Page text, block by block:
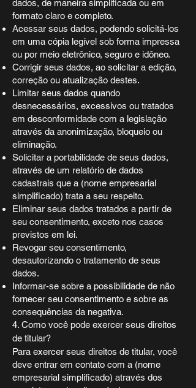
dados, de maneira simplificada ou em
formato claro e completo.
Acessar seus dados, podendo solicitá-los
em uma cópia legível sob forma impressa
ou por meio eletrônico, seguro e idôneo.
Corrigir seus dados, ao solicitar a edição,
correção ou atualização destes.
Limitar seus dados quando
desnecessários, excessivos ou tratados
em desconformidade com a legislação
através da anonimização, bloqueio ou
eliminação.
Solicitar a portabilidade de seus dados,
através de um relatório de dados
cadastrais que a (nome empresarial
simplificado) trata a seu respeito.
Eliminar seus dados tratados a partir de
seu consentimento, exceto nos casos
previstos em lei.
Revogar seu consentimento,
desautorizando o tratamento de seus
dados.
Informar-se sobre a possibilidade de não
fornecer seu consentimento e sobre as
consequências da negativa.
4. Como você pode exercer seus direitos
de titular?
Para exercer seus direitos de titular, você
deve entrar em contato com a (nome
empresarial simplificado) através dos